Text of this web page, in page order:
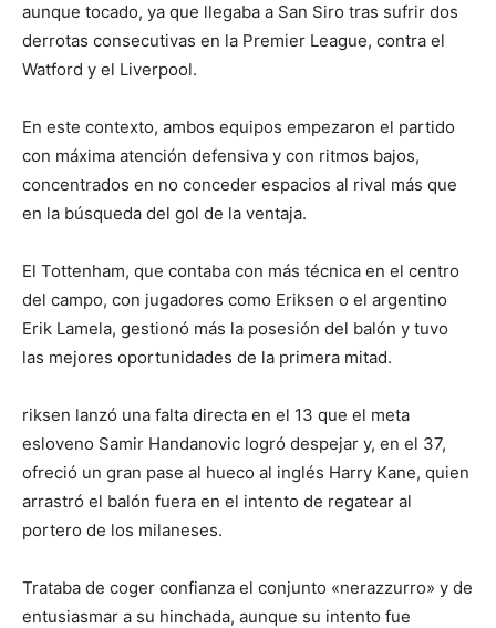
aunque tocado, ya que llegaba a San Siro tras sufrir dos
derrotas consecutivas en la Premier League, contra el
Watford y el Liverpool.
En este contexto, ambos equipos empezaron el partido
con máxima atención defensiva y con ritmos bajos,
concentrados en no conceder espacios al rival más que
en la búsqueda del gol de la ventaja.
El Tottenham, que contaba con más técnica en el centro
del campo, con jugadores como Eriksen o el argentino
Erik Lamela, gestionó más la posesión del balón y tuvo
las mejores oportunidades de la primera mitad.
riksen lanzó una falta directa en el 13 que el meta
esloveno Samir Handanovic logró despejar y, en el 37,
ofreció un gran pase al hueco al inglés Harry Kane, quien
arrastró el balón fuera en el intento de regatear al
portero de los milaneses.
Trataba de coger confianza el conjunto «nerazzurro» y de
entusiasmar a su hinchada, aunque su intento fue